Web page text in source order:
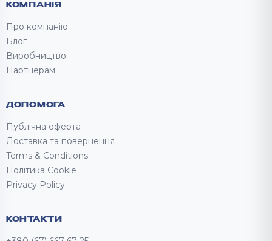
КОМПАНІЯ
Про компанію
Блог
Виробництво
Партнерам
ДОПОМОГА
Публічна оферта
Доставка та повернення
Terms & Conditions
Політика Cookie
Privacy Policy
КОНТАКТИ